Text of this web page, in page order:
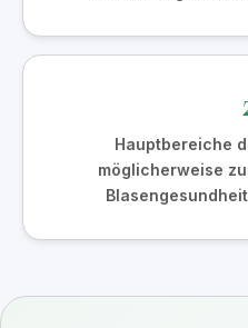
Hauptbereiche
möglicherweise